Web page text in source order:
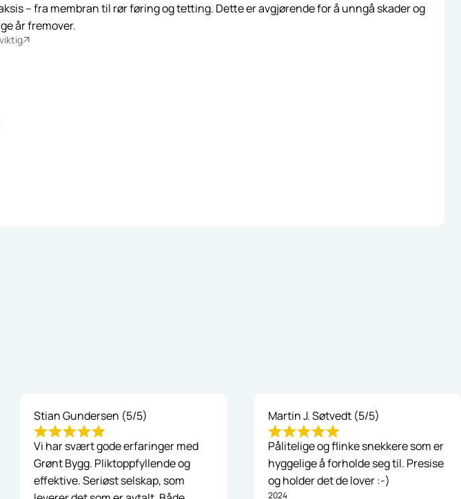
– fra membran til rør føring og tetting. Dette er avgjørende for å unngå skader og
år fremover.
Stian Gundersen (5/5)
Vi har svært gode erfaringer med
Grønt Bygg. Pliktoppfyllende og
effektive. Seriøst selskap, som
Martin J. Søtvedt (5/5)
Pålitelige og flinke snekkere som er
hyggelige å forholde seg til. Presise
og holder det de lover :-)
2024